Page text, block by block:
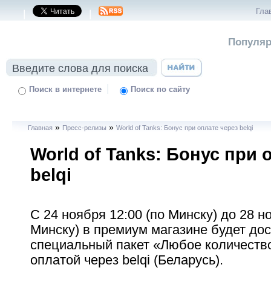
| |
Поиск в интернете | Поиск по сайту
Главная » Пресс-релизы »World of Tanks: Бонус при оплате через belqi
World of Tanks: Бонус при
belqi
С 24 ноября 12:00 (по Минску) до 28
Минску) в премиум магазине будет
специальный пакет «Любое
оплатой через belqi (Беларусь).